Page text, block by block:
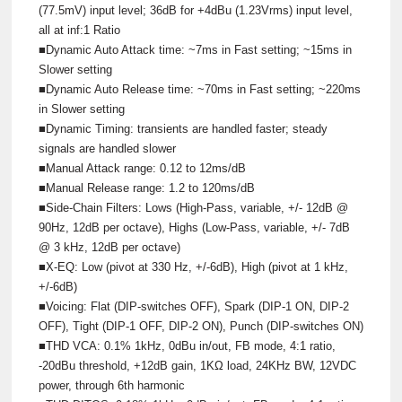
(77.5mV) input level; 36dB for +4dBu (1.23Vrms) input level,
all at inf:1 Ratio
■Dynamic Auto Attack time: ~7ms in Fast setting; ~15ms in
Slower setting
■Dynamic Auto Release time: ~70ms in Fast setting; ~220ms
in Slower setting
■Dynamic Timing: transients are handled faster; steady
signals are handled slower
■Manual Attack range: 0.12 to 12ms/dB
■Manual Release range: 1.2 to 120ms/dB
■Side-Chain Filters: Lows (High-Pass, variable, +/- 12dB @
90Hz, 12dB per octave), Highs (Low-Pass, variable, +/- 7dB
@ 3 kHz, 12dB per octave)
■X-EQ: Low (pivot at 330 Hz, +/-6dB), High (pivot at 1 kHz,
+/-6dB)
■Voicing: Flat (DIP-switches OFF), Spark (DIP-1 ON, DIP-2
OFF), Tight (DIP-1 OFF, DIP-2 ON), Punch (DIP-switches ON)
■THD VCA: 0.1% 1kHz, 0dBu in/out, FB mode, 4:1 ratio,
-20dBu threshold, +12dB gain, 1KΩ load, 24KHz BW, 12VDC
power, through 6th harmonic